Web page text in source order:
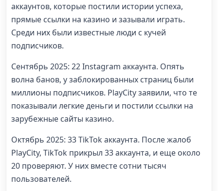
аккаунтов, которые постили истории успеха,
прямые ссылки на казино и зазывали играть.
Среди них были известные люди с кучей
подписчиков.
Сентябрь 2025: 22 Instagram аккаунта. Опять
волна банов, у заблокированных страниц были
миллионы подписчиков. PlayCity заявили, что те
показывали легкие деньги и постили ссылки на
зарубежные сайты казино.
Октябрь 2025: 33 TikTok аккаунта. После жалоб
PlayCity, TikTok прикрыл 33 аккаунта, и еще около
20 проверяют. У них вместе сотни тысяч
пользователей.